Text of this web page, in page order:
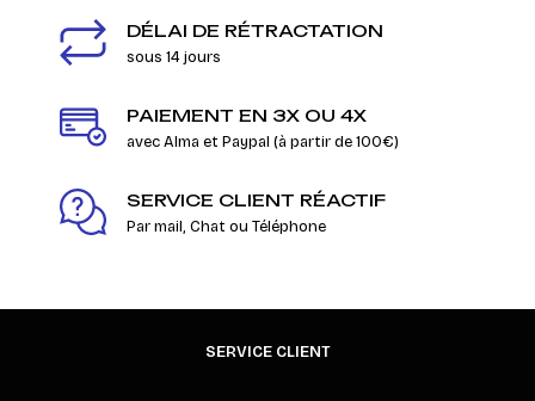
DÉLAI DE RÉTRACTATION
sous 14 jours
PAIEMENT EN 3X OU 4X
avec Alma et Paypal (à partir de 100€)
SERVICE CLIENT RÉACTIF
Par mail, Chat ou Téléphone
SERVICE CLIENT